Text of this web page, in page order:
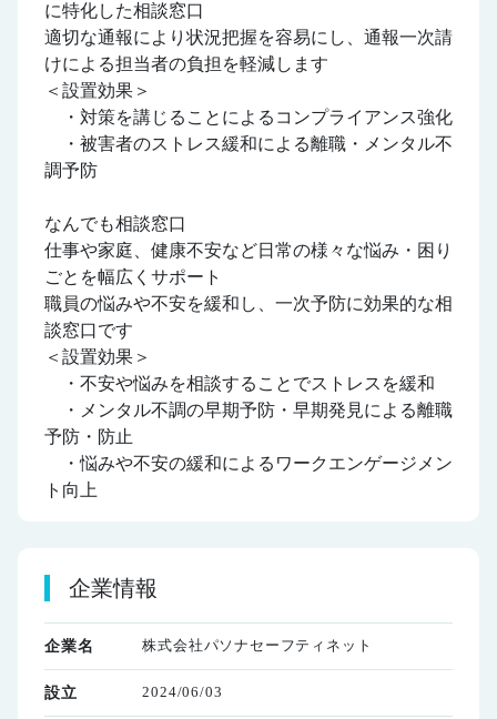
に特化した相談窓口
適切な通報により状況把握を容易にし、通報一次請
けによる担当者の負担を軽減します
＜設置効果＞
・対策を講じることによるコンプライアンス強化
・被害者のストレス緩和による離職・メンタル不
調予防
なんでも相談窓口
仕事や家庭、健康不安など日常の様々な悩み・困り
ごとを幅広くサポート
職員の悩みや不安を緩和し、一次予防に効果的な相
談窓口です
＜設置効果＞
・不安や悩みを相談することでストレスを緩和
・メンタル不調の早期予防・早期発見による離職
予防・防止
・悩みや不安の緩和によるワークエンゲージメン
ト向上
企業情報
企業名 株式会社パソナセーフティネット
設立 2024/06/03